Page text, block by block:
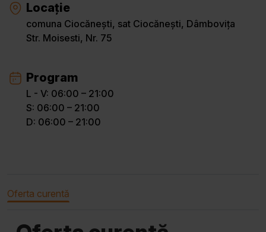
Locație
comuna Ciocănești, sat Ciocănești, Dâmbovița
Str. Moisesti, Nr. 75
Program
L - V: 06:00 – 21:00
S: 06:00 – 21:00
D: 06:00 – 21:00
Oferta curentă